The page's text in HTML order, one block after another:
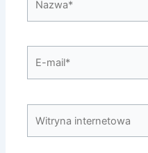
mail*
internetowa